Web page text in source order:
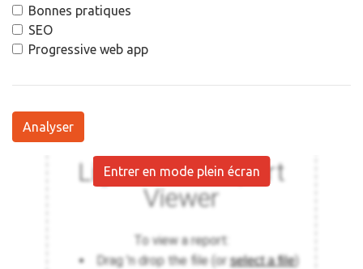
Bonnes pratiques
SEO
Progressive web app
Analyser
Entrer en mode plein écran